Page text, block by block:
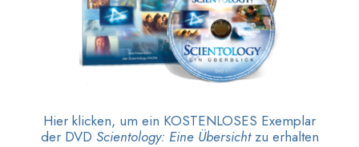
Hier klicken, um ein KOSTENLOSES Exemplar
der DVD Scientology: Eine Übersichtzu erhalten